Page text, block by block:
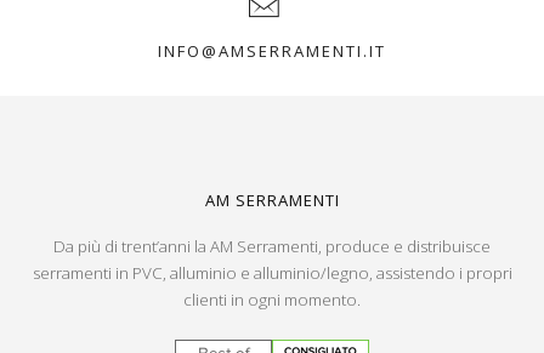
INFO@AMSERRAMENTI.IT
AM SERRAMENTI
Da più di trent’anni la AM Serramenti, produce e distribuisce
serramenti in PVC, alluminio e alluminio/legno, assistendo i propri
clienti in ogni momento.